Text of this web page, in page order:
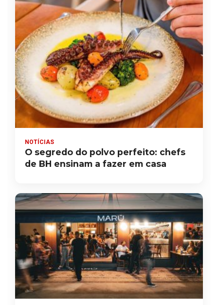
NOTÍCIAS
O segredo do polvo perfeito: chefs
de BH ensinam a fazer em casa